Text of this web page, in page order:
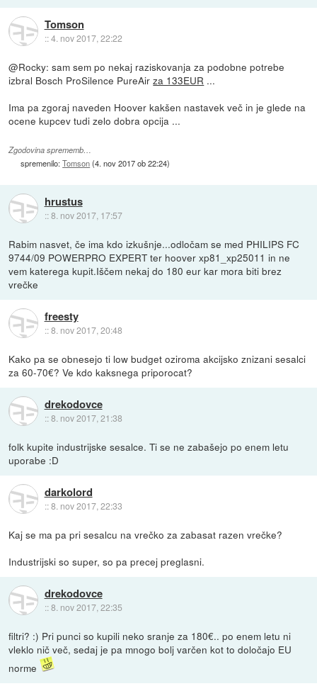
Tomson
::4. nov 2017, 22:22
@Rocky: sam sem po nekaj raziskovanja za podobne potrebe
izbral Bosch ProSilence PureAirza 133EUR ...
Ima pa zgoraj naveden Hoover kakšen nastavek več in je glede na
ocene kupcev tudi zelo dobra opcija ...
Zgodovina sprememb…
spremenilo:Tomson(4. nov 2017 ob 22:24)
hrustus
::8. nov 2017, 17:57
Rabim nasvet, če ima kdo izkušnje...odločam se med PHILIPS FC
9744/09 POWERPRO EXPERT ter hoover xp81_xp25011 in ne
vem katerega kupit.Iščem nekaj do 180 eur kar mora biti brez
vrečke
freesty
::8. nov 2017, 20:48
Kako pa se obnesejo ti low budget oziroma akcijsko znizani sesalci
za 60-70€? Ve kdo kaksnega priporocat?
drekodovce
::8. nov 2017, 21:38
folk kupite industrijske sesalce. Ti se ne zabašejo po enem letu
uporabe :D
darkolord
::8. nov 2017, 22:33
Kaj se ma pa pri sesalcu na vrečko za zabasat razen vrečke?
Industrijski so super, so pa precej preglasni.
drekodovce
::8. nov 2017, 22:35
filtri? :) Pri punci so kupili neko sranje za 180€.. po enem letu ni
vleklo nič več, sedaj je pa mnogo bolj varčen kot to določajo EU
norme